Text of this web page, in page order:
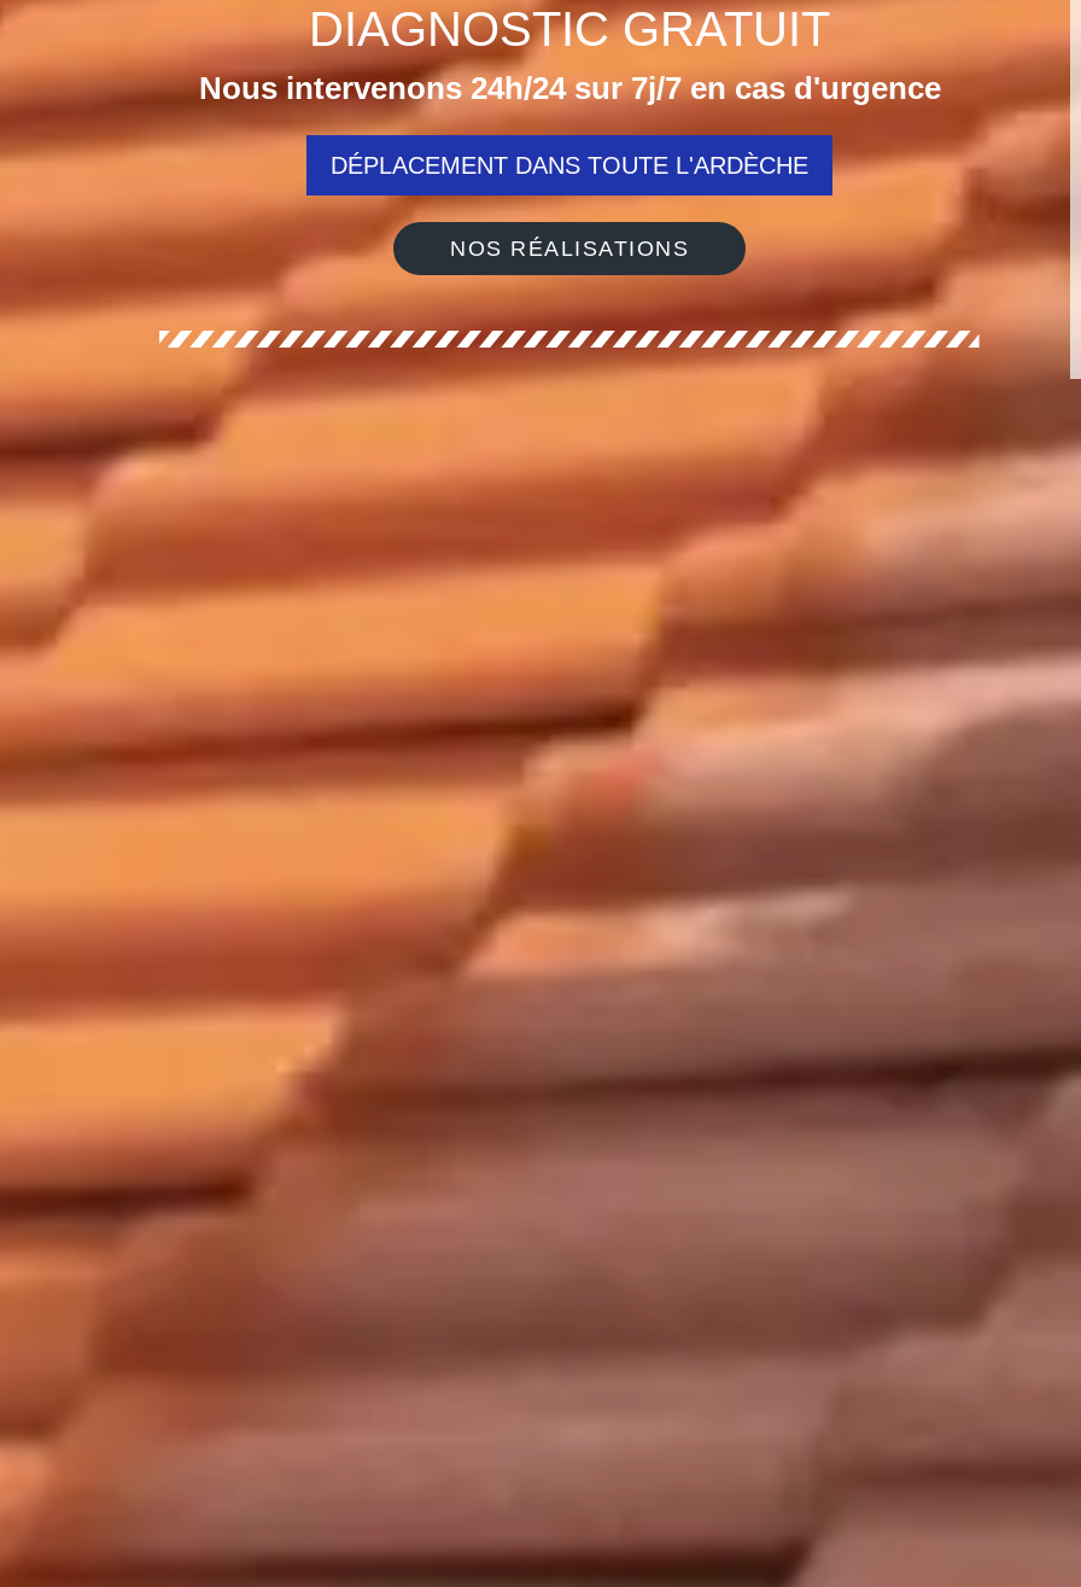
DIAGNOSTIC GRATUIT
Nous intervenons 24h/24 sur 7j/7 en cas d'urgence
DÉPLACEMENT DANS TOUTE L'ARDÈCHE
NOS RÉALISATIONS